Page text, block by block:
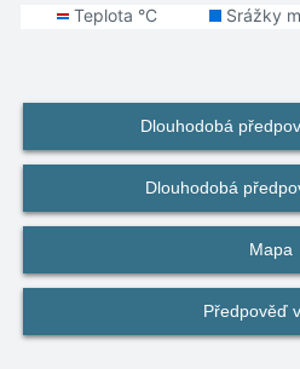
Dlouhodobá
Dlouhodobá
Mapa
Předpověď